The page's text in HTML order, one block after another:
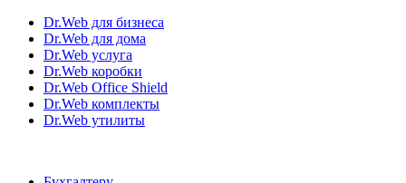
Dr.Web для бизнеса
Dr.Web для дома
Dr.Web услуга
Dr.Web коробки
Dr.Web Office Shield
Dr.Web комплекты
Dr.Web утилиты